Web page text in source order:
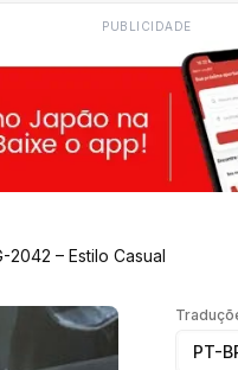
PUBLICIDADE
2042 – Estilo Casual
PT-